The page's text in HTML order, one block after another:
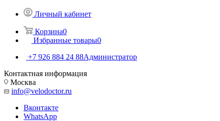
Личный кабинет
Корзина0
Избранные товары0
+7 926 884 24 88Администратор
Контактная информация
Москва
info@velodoctor.ru
Вконтакте
WhatsApp